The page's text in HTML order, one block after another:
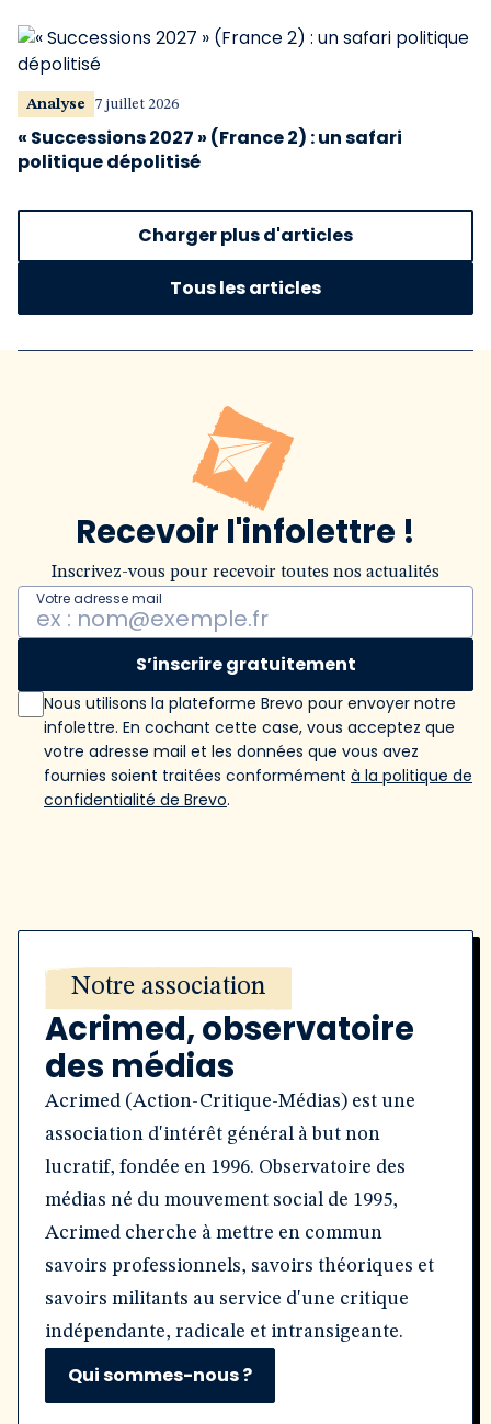
Analyse 7 juillet 2026
« Successions 2027 » (France 2) : un safari
politique dépolitisé
Charger plus d'articles
Tous les articles
Recevoir l'infolettre !
Inscrivez-vous pour recevoir toutes nos actualités
Votre adresse mail
S’inscrire gratuitement
Nous utilisons la plateforme Brevo pour envoyer notre
infolettre. En cochant cette case, vous acceptez que
votre adresse mail et les données que vous avez
fournies soient traitées conformément à la politique de
confidentialité de Brevo.
Notre association
Acrimed, observatoire
des médias
Acrimed (Action-Critique-Médias) est une
association d'intérêt général à but non
lucratif, fondée en 1996. Observatoire des
médias né du mouvement social de 1995,
Acrimed cherche à mettre en commun
savoirs professionnels, savoirs théoriques et
savoirs militants au service d'une critique
indépendante, radicale et intransigeante.
Qui sommes-nous ?